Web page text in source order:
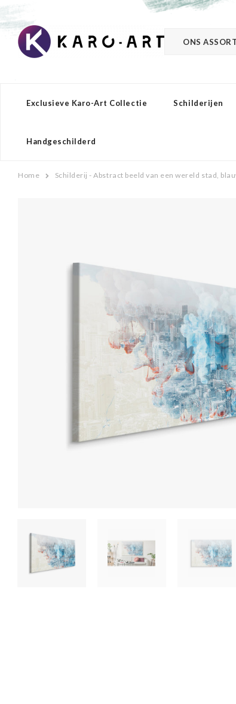
ONS
Exclusieve Karo-Art Collectie Schilderijen
Handgeschilderd
Home Schilderij - Abstract beeld van een wereld stad,